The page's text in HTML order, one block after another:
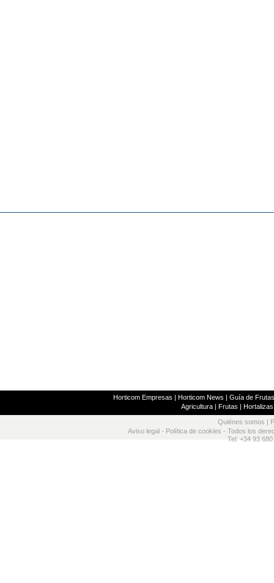
Horticom Empresas | Horticom News | Guía de
Agricultura| Frutas | Hortalizas
Quiénes somos
Aviso legal - Política de cookies - Todos los
Tel: +34 93